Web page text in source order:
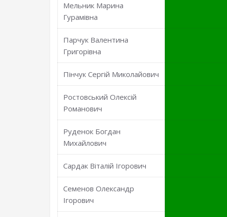
Мельник Марина
Гурамівна
Парчук Валентина
Григорівна
Пінчук Сергій Миколайович
Ростовський Олексій
Романович
Руденок Богдан
Михайлович
Сардак Віталій Ігорович
Семенов Олександр
Ігорович